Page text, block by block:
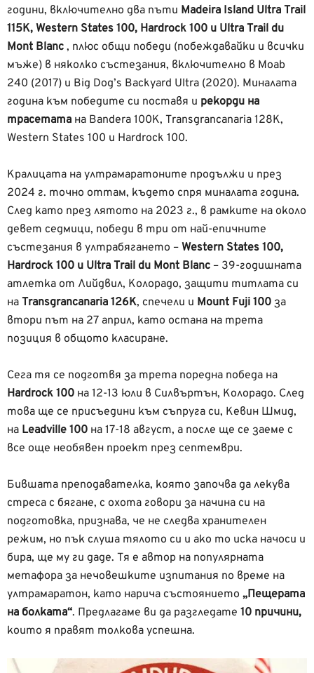
години, включително два пъти Madeira Island Ultra Trail
115K, Western States 100, Hardrock 100 и Ultra Trail du
Mont Blanc , плюс общи победи (побеждавайки и всички
мъже) в няколко състезания, включително в Moab
240 (2017) и Big Dog’s Backyard Ultra (2020). Миналата
година към победите си поставя и рекорди на
трасетата на Bandera 100K, Transgrancanaria 128K,
Western States 100 и Hardrock 100.
Кралицата на ултрамаратоните продължи и през
2024 г. точно оттам, където спря миналата година.
След като през лятото на 2023 г., в рамките на около
девет седмици, победи в три от най-епичните
състезания в ултрабягането – Western States 100,
Hardrock 100 и Ultra Trail du Mont Blanc – 39-годишната
атлетка от Лийдвил, Колорадо, защити титлата си
на Transgrancanaria 126K, спечели и Mount Fuji 100 за
втори път на 27 април, като остана на трета
позиция в общото класиране.
Сега тя се подготвя за трета поредна победа на
Hardrock 100 на 12-13 юли в Силвъртън, Колорадо. След
това ще се присъедини към съпруга си, Кевин Шмид,
на Leadville 100 на 17-18 август, а после ще се заеме с
все още необявен проект през септември.
Бившата преподавателка, която започва да лекува
стреса с бягане, с охота говори за начина си на
подготовка, признава, че не следва хранителен
режим, но пък слуша тялото си и ако то иска начоси и
бира, ще му ги даде. Тя е автор на популярната
метафора за нечовешките изпитания по време на
ултрамаратон, като нарича състоянието „Пещерата
на болката“. Предлагаме ви да разгледате 10 причини,
които я правят толкова успешна.